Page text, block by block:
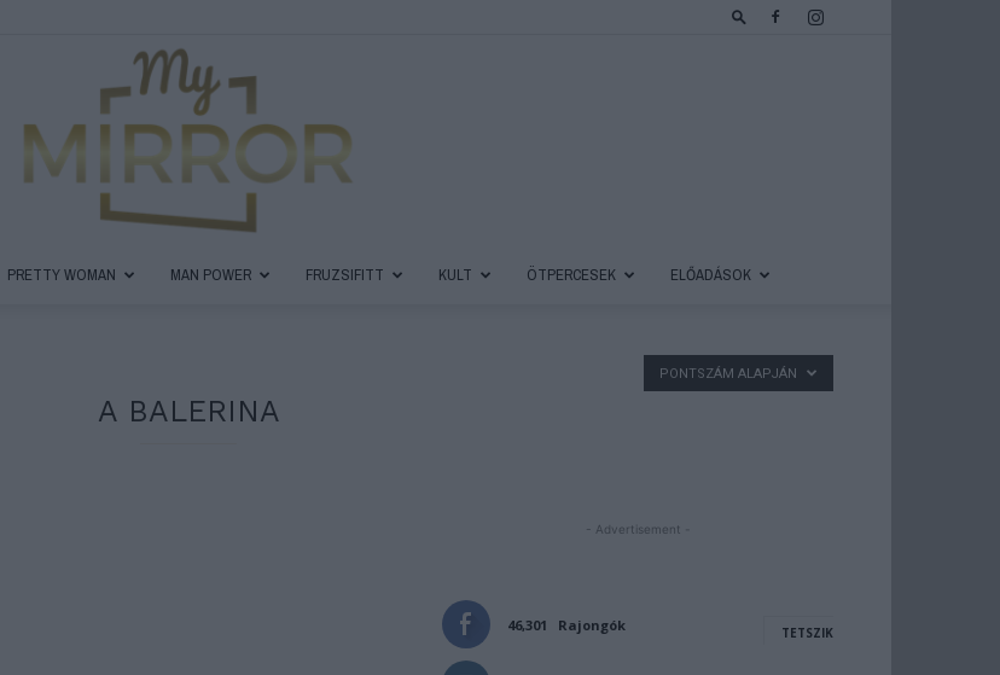
PRETTY WOMAN MAN POWER FRUZSIFITT KULT ÖTPERCESEK ELŐADÁSOK
A BALERINA
PONTSZÁM ALAPJÁN
- Advertisement -
46,301 Rajongók TETSZIK